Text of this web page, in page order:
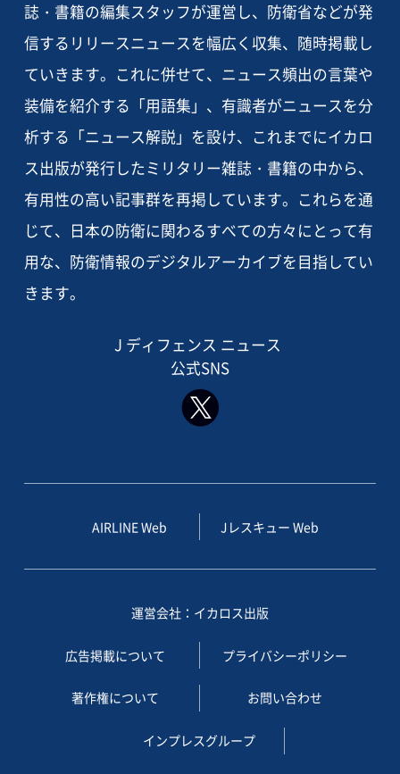
誌・書籍の編集スタッフが運営し、防衛省などが発
信するリリースニュースを幅広く収集、随時掲載し
ていきます。これに併せて、ニュース頻出の言葉や
装備を紹介する「用語集」、有識者がニュースを分
析する「ニュース解説」を設け、これまでにイカロ
ス出版が発行したミリタリー雑誌・書籍の中から、
有用性の高い記事群を再掲しています。これらを通
じて、日本の防衛に関わるすべての方々にとって有
用な、防衛情報のデジタルアーカイブを目指してい
きます。
J ディフェンス ニュース
公式SNS
AIRLINE Web Jレスキュー Web
運営会社：イカロス出版
広告掲載について プライバシーポリシー
著作権について お問い合わせ
インプレスグループ